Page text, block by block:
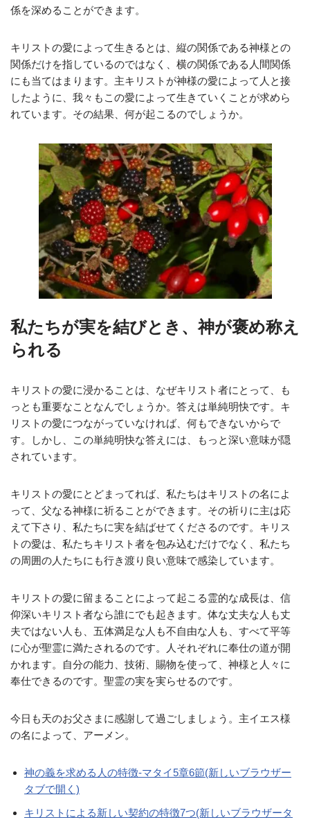
係を深めることができます。
キリストの愛によって生きるとは、縦の関係である神様との
関係だけを指しているのではなく、横の関係である人間関係
にも当てはまります。主キリストが神様の愛によって人と接
したように、我々もこの愛によって生きていくことが求めら
れています。その結果、何が起こるのでしょうか。
私たちが実を結びとき、神が褒め称え
られる
キリストの愛に浸かることは、なぜキリスト者にとって、も
っとも重要なことなんでしょうか。答えは単純明快です。キ
リストの愛につながっていなければ、何もできないからで
す。しかし、この単純明快な答えには、もっと深い意味が隠
されています。
キリストの愛にとどまってれば、私たちはキリストの名によ
って、父なる神様に祈ることができます。その祈りに主は応
えて下さり、私たちに実を結ばせてくださるのです。キリス
トの愛は、私たちキリスト者を包み込むだけでなく、私たち
の周囲の人たちにも行き渡り良い意味で感染しています。
キリストの愛に留まることによって起こる霊的な成長は、信
仰深いキリスト者なら誰にでも起きます。体な丈夫な人も丈
夫ではない人も、五体満足な人も不自由な人も、すべて平等
に心が聖霊に満たされるのです。人それぞれに奉仕の道が開
かれます。自分の能力、技術、賜物を使って、神様と人々に
奉仕できるのです。聖霊の実を実らせるのです。
今日も天のお父さまに感謝して過ごしましょう。主イエス様
の名によって、アーメン。
神の義を求める人の特徴-マタイ5章6節(新しいブラウザー
タブで開く)
キリストによる新しい契約の特徴7つ(新しいブラウザータ